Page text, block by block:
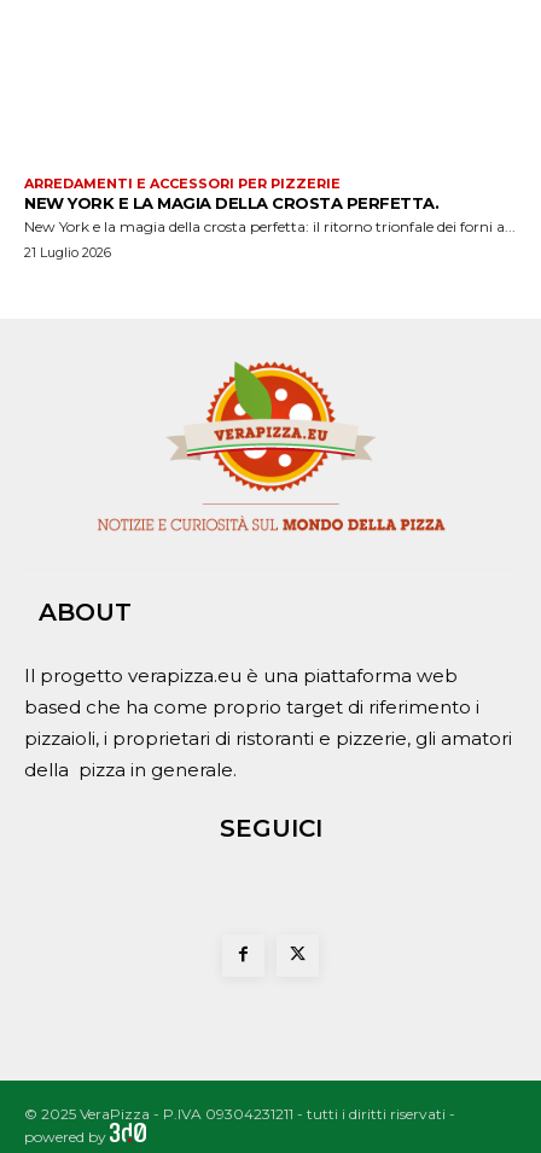
ARREDAMENTI E ACCESSORI PER PIZZERIE
NEW YORK E LA MAGIA DELLA CROSTA PERFETTA.
New York e la magia della crosta perfetta: il ritorno trionfale dei forni a...
21 Luglio 2026
ABOUT
Il progetto verapizza.eu è una piattaforma web
based che ha come proprio target di riferimento i
pizzaioli, i proprietari di ristoranti e pizzerie, gli amatori
della pizza in generale.
SEGUICI
© 2025 VeraPizza - P.IVA 09304231211 - tutti i diritti riservati -
powered by